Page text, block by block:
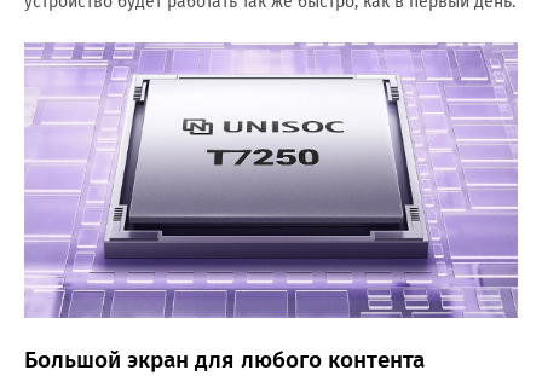
Большой экран для любого контента